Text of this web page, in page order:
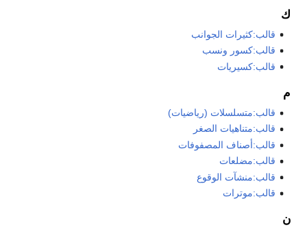
ك
قالب:كثيرات الجوانب
قالب:كسور ونسب
قالب:كسيريات
م
قالب:متسلسلات (رياضيات)
قالب:متناهيات الصغر
قالب:أصناف المصفوفات
قالب:مضلعات
قالب:منشآت الوقوع
قالب:موترات
ن